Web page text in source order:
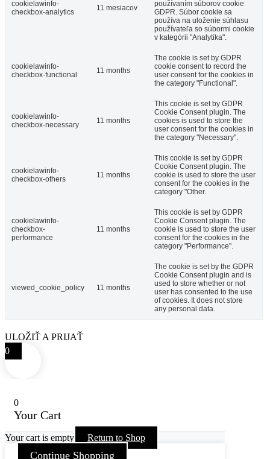
cookielawinfo-
checkbox-analytics
11 mesiacov
používaním súborov cookie
GDPR. Súbor cookie sa
používa na uloženie súhlasu
používateľa so súbormi cookie
v kategórii "Analytika".
cookielawinfo-
checkbox-functional
11 months
The cookie is set by GDPR
cookie consent to record the
user consent for the cookies in
the category "Functional".
cookielawinfo-
checkbox-necessary
11 months
This cookie is set by GDPR
Cookie Consent plugin. The
cookies is used to store the
user consent for the cookies in
the category "Necessary".
cookielawinfo-
checkbox-others
11 months
This cookie is set by GDPR
Cookie Consent plugin. The
cookie is used to store the user
consent for the cookies in the
category "Other.
cookielawinfo-
checkbox-
performance
11 months
This cookie is set by GDPR
Cookie Consent plugin. The
cookie is used to store the user
consent for the cookies in the
category "Performance".
viewed_cookie_policy 11 months
The cookie is set by the GDPR
Cookie Consent plugin and is
used to store whether or not
user has consented to the use
of cookies. It does not store
any personal data.
ULOŽIŤ A PRIJAŤ
0
0
Your Cart
Your cart is empty Return to Shop
Continue Shopping